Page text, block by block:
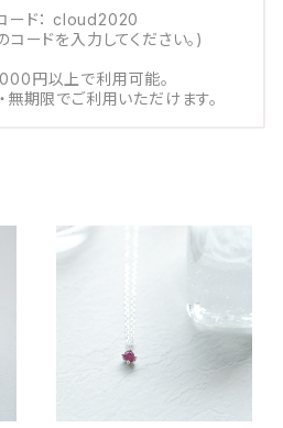
ード： cloud2020
コードを入力してください。)
円以上で利用可能。
無期限でご利用いただけます。